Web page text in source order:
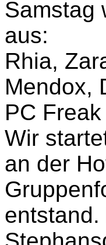
Samstag
aus:
Rhia,
Mendox,
PC
Wir
an der